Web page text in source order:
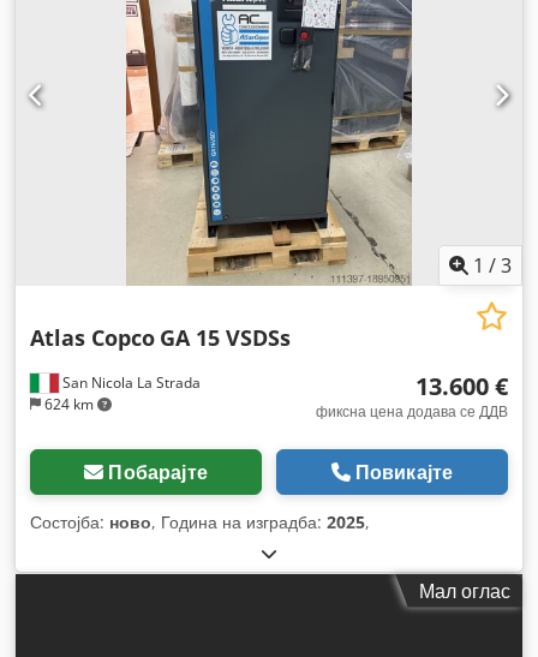
1 /3
San Nicola La Strada
624 km
Atlas Copco GA 15 VSDSs
13.600 €
фиксна цена додава се ДДВ
Побарајте Повикајте
Состојба: ново, Година на изградба: 2025,
Мал оглас